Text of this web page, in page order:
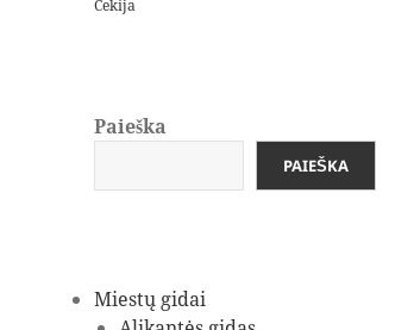
Čekija
Paieška
PAIEŠKA
Miestų gidai